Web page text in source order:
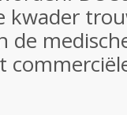
kwader
de